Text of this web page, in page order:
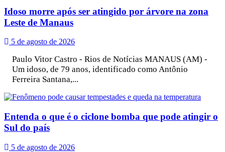
Idoso morre após ser atingido por árvore na zona
Leste de Manaus
5 de agosto de 2026
Paulo Vitor Castro - Rios de Notícias MANAUS (AM) -
Um idoso, de 79 anos, identificado como Antônio
Ferreira Santana,...
Entenda o que é o ciclone bomba que pode atingir o
Sul do país
5 de agosto de 2026